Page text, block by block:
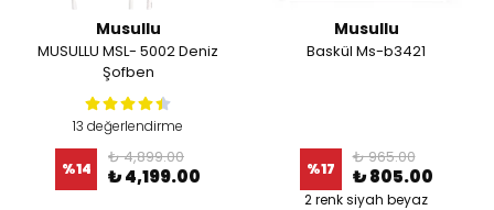
Musullu
MUSULLU MSL- 5002 Deniz
Şofben
13 değerlendirme
%14
₺ 4,899.00
₺ 4,199.00
Musullu
Baskül Ms-b3421
%17
₺ 965.00
₺ 805.00
2 renk siyah beyaz